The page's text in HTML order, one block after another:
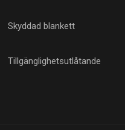
Skyddad blankett
Tillgänglighetsutlåtande